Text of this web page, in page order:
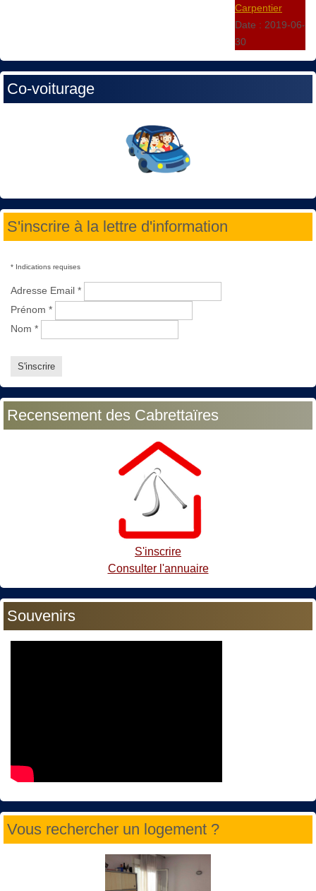
Carpentier
Date : 2019-06-
30
Co-voiturage
S'inscrire à la lettre d'information
* Indications requises
Adresse Email *
Prénom *
Nom *
Recensement des Cabrettaïres
S'inscrire
Consulter l'annuaire
Souvenirs
Vous rechercher un logement ?